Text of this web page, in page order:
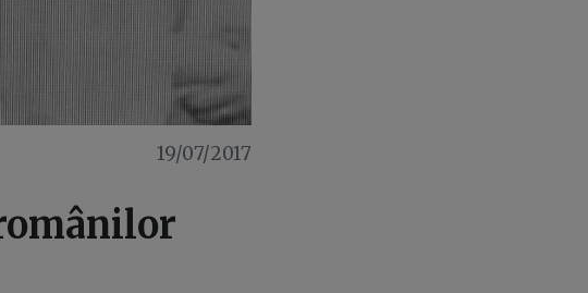
19/07/2017